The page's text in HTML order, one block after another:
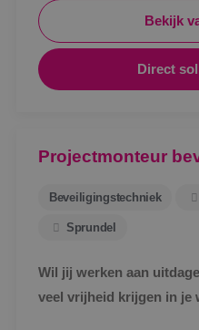
Bekijk
Direct
Projectmonteur
Beveiligingstechniek
Sprundel
Wil jij werken aan
veel vrijheid krijgen in je